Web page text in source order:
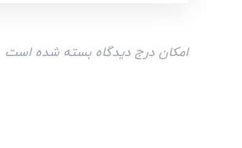
امکان درج دیدگاه بسته شده است